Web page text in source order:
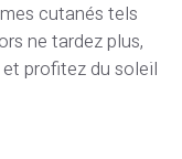
cutanés tels
ne tardez plus,
profitez du soleil